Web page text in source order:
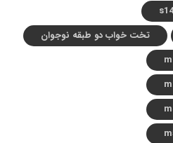
تخت خواب دو طبقه نوجوان